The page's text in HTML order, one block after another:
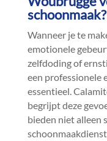
schoonmaak?
Wanneer je te
emotionele
zelfdoding of
een professionele
essentieel.​
begrijpt deze
bieden niet alleen